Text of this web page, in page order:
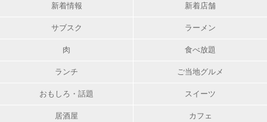
新着情報 新着店舗
サブスク ラーメン
肉 食べ放題
ランチ ご当地グルメ
おもしろ・話題 スイーツ
居酒屋 カフェ